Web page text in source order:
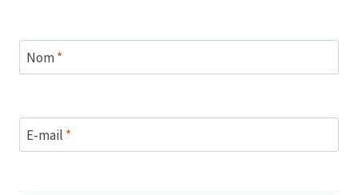
Nom*
E-mail *